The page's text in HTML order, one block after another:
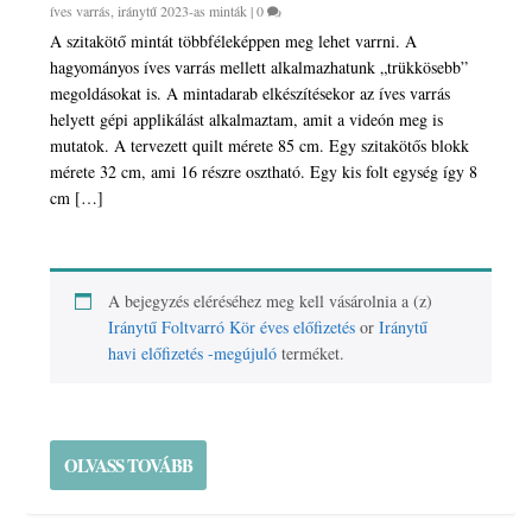
íves varrás,iránytű 2023-as minták|0
A szitakötő mintát többféleképpen meg lehet varrni. A
hagyományos íves varrás mellett alkalmazhatunk „trükkösebb”
megoldásokat is. A mintadarab elkészítésekor az íves varrás
helyett gépi applikálást alkalmaztam, amit a videón meg is
mutatok. A tervezett quilt mérete 85 cm. Egy szitakötős blokk
mérete 32 cm, ami 16 részre osztható. Egy kis folt egység így 8
cm […]
A bejegyzés eléréséhez meg kell vásárolnia a (z)
Iránytű Foltvarró Kör éves előfizetés orIránytű
havi előfizetés -megújuló terméket.
OLVASS TOVÁBB